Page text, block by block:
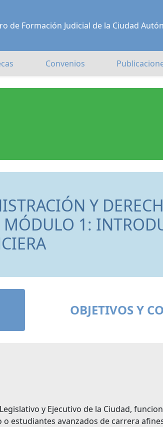
de Formación Judicial de la Ciudad
Convenios
Y
1:
OBJETIVOS Y
y Ejecutivo de la Ciudad,
estudiantes avanzados de carrera